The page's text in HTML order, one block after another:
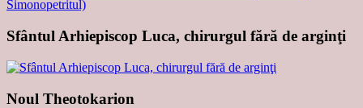
Sfântul Arhiepiscop Luca, chirurgul fără de arginţi
Noul Theotokarion